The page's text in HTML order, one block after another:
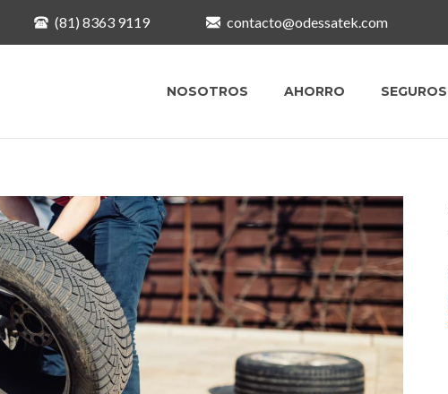
(81) 8363 9119 contacto@odessatek.com
NOSOTROS AHORRO SEGUROS